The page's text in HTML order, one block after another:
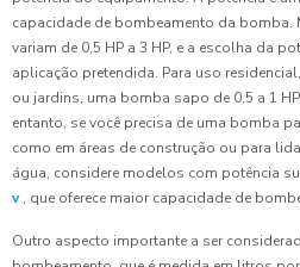
capacidade de bombeamento da
variam de 0,5 HP a 3 HP, e a escolha da
aplicação pretendida. Para uso
ou jardins, uma bomba sapo de 0,5 a 1
entanto, se você precisa de uma bomba
como em áreas de construção ou para
água, considere modelos com potência
v, que oferece maior capacidade de
Outro aspecto importante a ser